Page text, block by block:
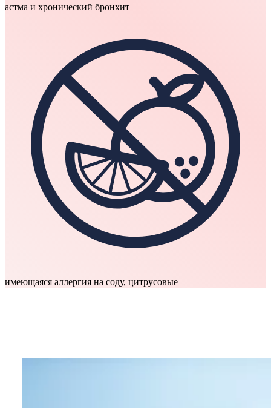
астма и хронический бронхит
имеющаяся аллергия на соду, цитрусовые